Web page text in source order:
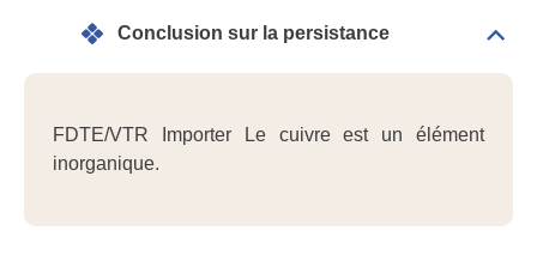
Conclusion sur la persistance
sur
FDTE/VTR Importer Le cuivre est un élément
inorganique.